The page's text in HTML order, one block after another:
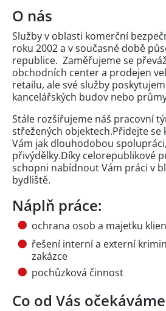
O nás
Služby v oblasti komerční
roku 2002 a v současné době
republice. Zaměřujeme se
obchodních center a prodejen
retailu, ale své služby
kancelářských budov nebo
Stále rozšiřujeme náš pracovní
střežených objektech.Přidejte se
Vám jak dlouhodobou
přivýdělky.Díky celorepublikové
schopni nabídnout Vám práci v
bydliště.
Náplň práce:
ochrana osob a majetku
řešení interní a externí
zakázce
pochůzková činnost
Co od Vás